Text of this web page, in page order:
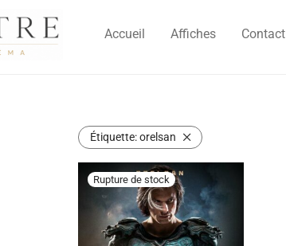
Accueil Affiches Contact
Étiquette:orelsan